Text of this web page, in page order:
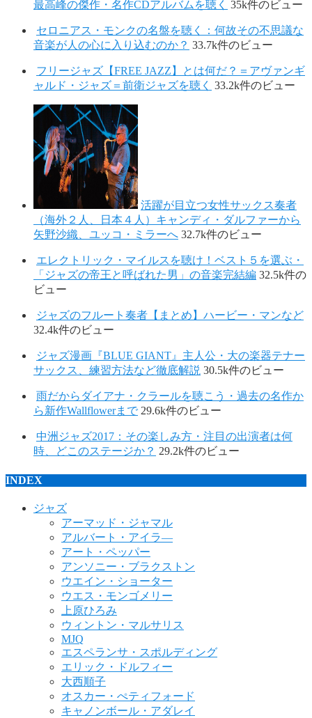
最高峰の傑作・名作CDアルバムを聴く 35k件のビュー
セロニアス・モンクの名盤を聴く：何故その不思議な
音楽が人の心に入り込むのか？ 33.7k件のビュー
フリージャズ【FREE JAZZ】とは何だ？＝アヴァンギ
ャルド・ジャズ＝前衛ジャズを聴く 33.2k件のビュー
活躍が目立つ女性サックス奏者
（海外２人、日本４人）キャンディ・ダルファーから
矢野沙織、ユッコ・ミラーへ 32.7k件のビュー
エレクトリック・マイルスを聴け！ベスト５を選ぶ・
「ジャズの帝王と呼ばれた男」の音楽完結編 32.5k件の
ビュー
ジャズのフルート奏者【まとめ】ハービー・マンなど
32.4k件のビュー
ジャズ漫画『BLUE GIANT』主人公・大の楽器テナー
サックス、練習方法など徹底解説 30.5k件のビュー
雨だからダイアナ・クラールを聴こう・過去の名作か
ら新作Wallflowerまで 29.6k件のビュー
中洲ジャズ2017：その楽しみ方・注目の出演者は何
時、どこのステージか？ 29.2k件のビュー
INDEX
ジャズ
アーマッド・ジャマル
アルバート・アイラ―
アート・ペッパー
アンソニー・ブラクストン
ウエイン・ショーター
ウエス・モンゴメリー
上原ひろみ
ウィントン・マルサリス
MJQ
エスペランサ・スポルディング
エリック・ドルフィー
大西順子
オスカー・ぺティフォード
キャノンボール・アダレイ